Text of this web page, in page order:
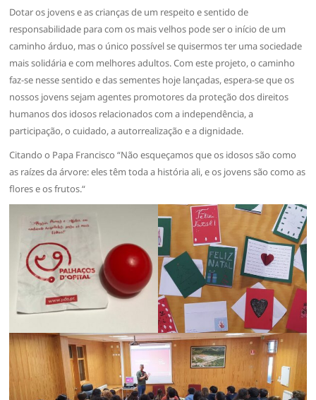
Dotar os jovens e as crianças de um respeito e sentido de
responsabilidade para com os mais velhos pode ser o início de um
caminho árduo, mas o único possível se quisermos ter uma sociedade
mais solidária e com melhores adultos. Com este projeto, o caminho
faz-se nesse sentido e das sementes hoje lançadas, espera-se que os
nossos jovens sejam agentes promotores da proteção dos direitos
humanos dos idosos relacionados com a independência, a
participação, o cuidado, a autorrealização e a dignidade.
Citando o Papa Francisco “Não esqueçamos que os idosos são como
as raízes da árvore: eles têm toda a história ali, e os jovens são como as
flores e os frutos.“